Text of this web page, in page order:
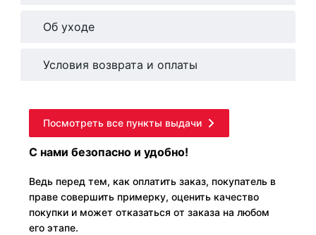
Об уходе
Условия возврата и оплаты
Посмотреть все пункты выдачи
С нами безопасно и удобно!
Ведь перед тем, как оплатить заказ, покупатель в
праве совершить примерку, оценить качество
покупки и может отказаться от заказа на любом
его этапе.